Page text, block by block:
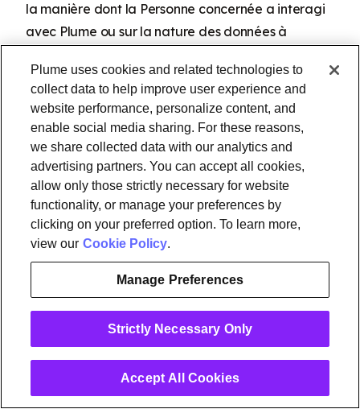
la manière dont la Personne concernée a interagi
avec Plume ou sur la nature des données à
l’objet de la demande. Plume peut refuser ou
limiter l’accès dans la mesure où l’octroi d’un accès
complet révélerait les informations commerciales
exclusives ou confidentielles de Plume, telles que
les informations commerciales confidentielles
d’une autre personne qui sont soumises à une
obligation contractuelle de confidentialité. Plume
peut fixer des limites raisonnables sur le nombre de
demandes d’accès d’une Personne concernée
particulière seront satisfaites.
Pour faire une demande d’accès aux données, les
Personnes concernées peuvent contacter Plume
par les moyens suivants :
Plume uses cookies and related technologies to
collect data to help improve user experience and
website performance, personalize content, and
enable social media sharing. For these reasons,
we share collected data with our analytics and
advertising partners. You can accept all cookies,
allow only those strictly necessary for website
functionality, or manage your preferences by
clicking on your preferred option. To learn more,
view our Cookie Policy.
Manage Preferences
Strictly Necessary Only
Accept All Cookies